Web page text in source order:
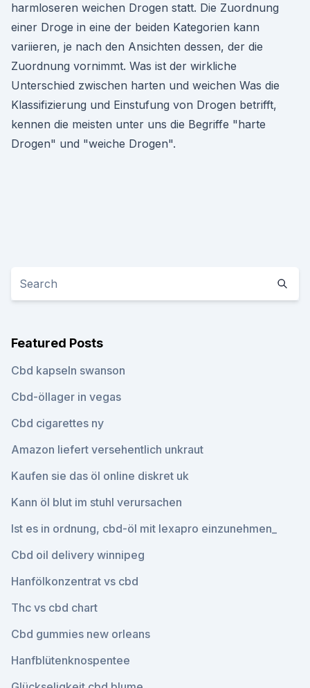
harmloseren weichen Drogen statt. Die Zuordnung
einer Droge in eine der beiden Kategorien kann
variieren, je nach den Ansichten dessen, der die
Zuordnung vornimmt. Was ist der wirkliche
Unterschied zwischen harten und weichen Was die
Klassifizierung und Einstufung von Drogen betrifft,
kennen die meisten unter uns die Begriffe "harte
Drogen" und "weiche Drogen".
Featured Posts
Cbd kapseln swanson
Cbd-öllager in vegas
Cbd cigarettes ny
Amazon liefert versehentlich unkraut
Kaufen sie das öl online diskret uk
Kann öl blut im stuhl verursachen
Ist es in ordnung, cbd-öl mit lexapro einzunehmen_
Cbd oil delivery winnipeg
Hanfölkonzentrat vs cbd
Thc vs cbd chart
Cbd gummies new orleans
Hanfblütenknospentee